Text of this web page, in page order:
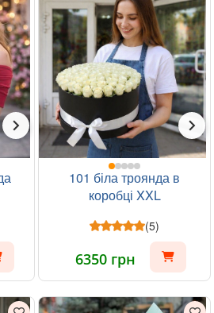
101 біла троянда в
коробці XXL
(5)
6350 грн